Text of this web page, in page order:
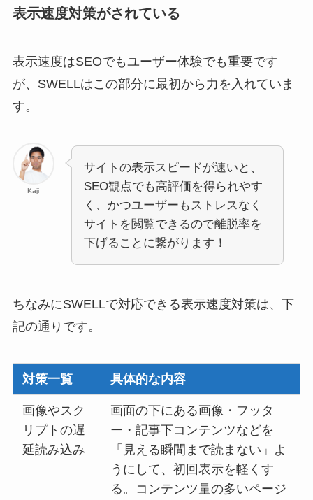
表示速度対策がされている
表示速度はSEOでもユーザー体験でも重要です
が、SWELLはこの部分に最初から力を入れていま
す。
Kaji
サイトの表示スピードが速いと、
SEO観点でも高評価を得られやす
く、かつユーザーもストレスなく
サイトを閲覧できるので離脱率を
下げることに繋がります！
ちなみにSWELLで対応できる表示速度対策は、下
記の通りです。
対策一覧 具体的な内容
画像やスク
リプトの遅
延読み込み
画面の下にある画像・フッタ
ー・記事下コンテンツなどを
「見える瞬間まで読まない」よ
うにして、初回表示を軽くす
る。コンテンツ量の多いページ